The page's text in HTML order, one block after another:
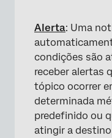
Alerta: Uma
condições são
receber alertas
tópico ocorrer
determinada
predefinido ou
atingir a